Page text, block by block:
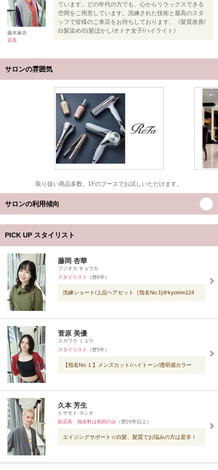
藤本麻衣
店長
ています。どの年代の方でも、心からリラックスできる
空間をご用意しています。洗練された技術と最高のスタ
ッフで皆様のご来店をお待ちしております。《髪質改善/
白髪染め/白髪ぼかし/オトナ女子/ハイライト》
サロンの雰囲気
取り扱い商品多数。1Fのブースでお試しいただけます。
サロンの利用傾向
PICK UP スタイリスト
藤岡 杏華
フジオカ キョウカ
スタイリスト
（歴6年）
洗練ショート/上品ヘアセット［指名No.1]＠kyonnn124
菅原 美優
スガワラ ミユウ
スタイリスト
（歴5年）
【指名No.１】メンズカット/ハイトーン/透明感カラー
久本 芳生
ヒサモト ヨシオ
副店長 指名料は初回のみ （歴20年以上）
エイジングサポート☆白髪、髪質でお悩みの方は是非！